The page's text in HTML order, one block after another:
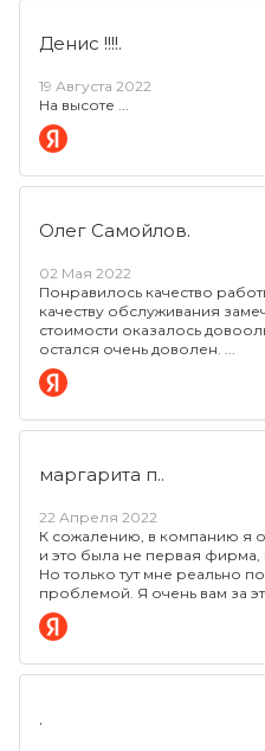
Денис !!!!.
19 Августа 2022
На высоте
Олег Самойлов.
02 Мая 2022
Понравилось качество
качеству обслуживания
стоимости оказалось
остался очень доволен.
маргарита п..
22 Апреля 2022
К сожалению, в компанию я
и это была не первая
Но только тут мне реально
проблемой. Я очень вам за
.